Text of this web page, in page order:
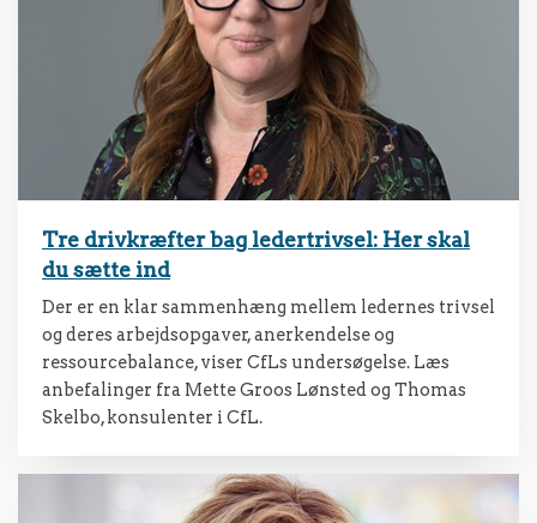
Tre drivkræfter bag ledertrivsel: Her skal
du sætte ind
Der er en klar sammenhæng mellem ledernes trivsel
og deres arbejdsopgaver, anerkendelse og
ressourcebalance, viser CfLs undersøgelse. Læs
anbefalinger fra Mette Groos Lønsted og Thomas
Skelbo, konsulenter i CfL.